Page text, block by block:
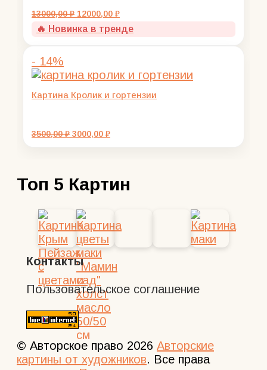
13000,00₽ Первоначальная
составляла
12000,00 ₽Текущая
12000,00 ₽.
🔥 Новинка в тренде
- 14%
Картина Кролик и гортензии
3500,00₽ Первоначальная
3000,00 ₽Текущая
Топ 5 Картин
Контакты
Пользовательское соглашение
© Авторское право 2026 Авторские
картины от художников. Все права